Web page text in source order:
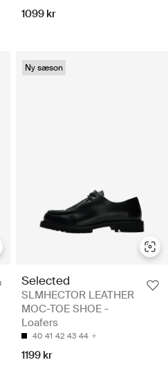
1099 kr
Ny sæson
Selected
SLMHECTOR LEATHER
MOC-TOE SHOE -
Loafers
40 41 42 43 44
1199 kr